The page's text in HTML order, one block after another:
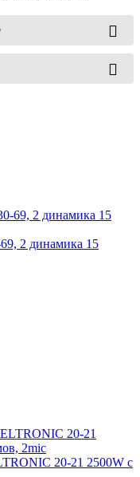
2 динамика 15
20-21 2500W с